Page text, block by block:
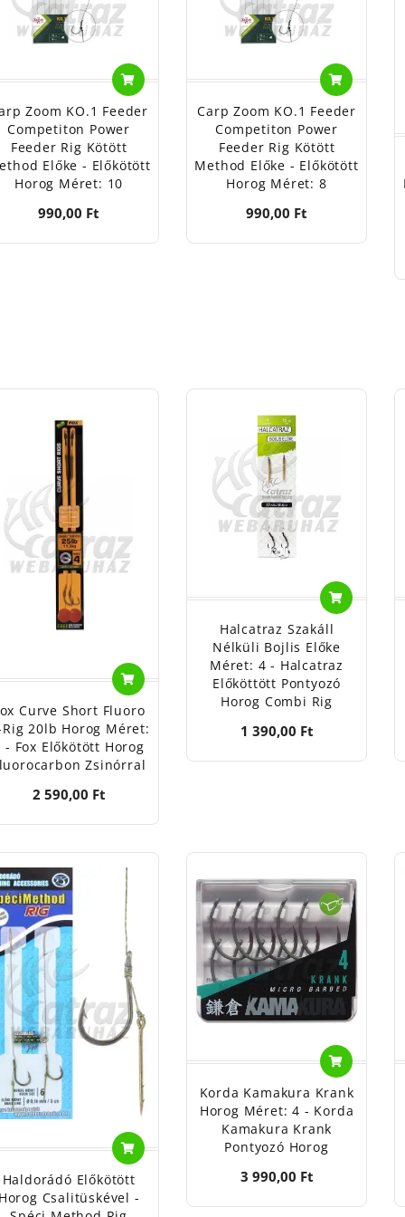
Zoom KO.1 Feeder
Competiton Power
Feeder Rig Kötött
Előke - Előkötött
Horog Méret: 10
990,00 Ft
Carp Zoom KO.1 Feeder
Competiton Power
Feeder Rig Kötött
Method Előke - Előkötött
Horog Méret: 8
990,00 Ft
Curve Short Fluoro
Rig 20lb Horog Méret:
- Fox Előkötött Horog
Zsinórral
2 590,00 Ft
Halcatraz Szakáll
Nélküli Bojlis Előke
Méret: 4 - Halcatraz
Előköttött Pontyozó
Horog Combi Rig
1 390,00 Ft
Haldorádó Előkötött
Horog Csalitüskével -
Korda Kamakura Krank
Horog Méret: 4 - Korda
Kamakura Krank
Pontyozó Horog
3 990,00 Ft